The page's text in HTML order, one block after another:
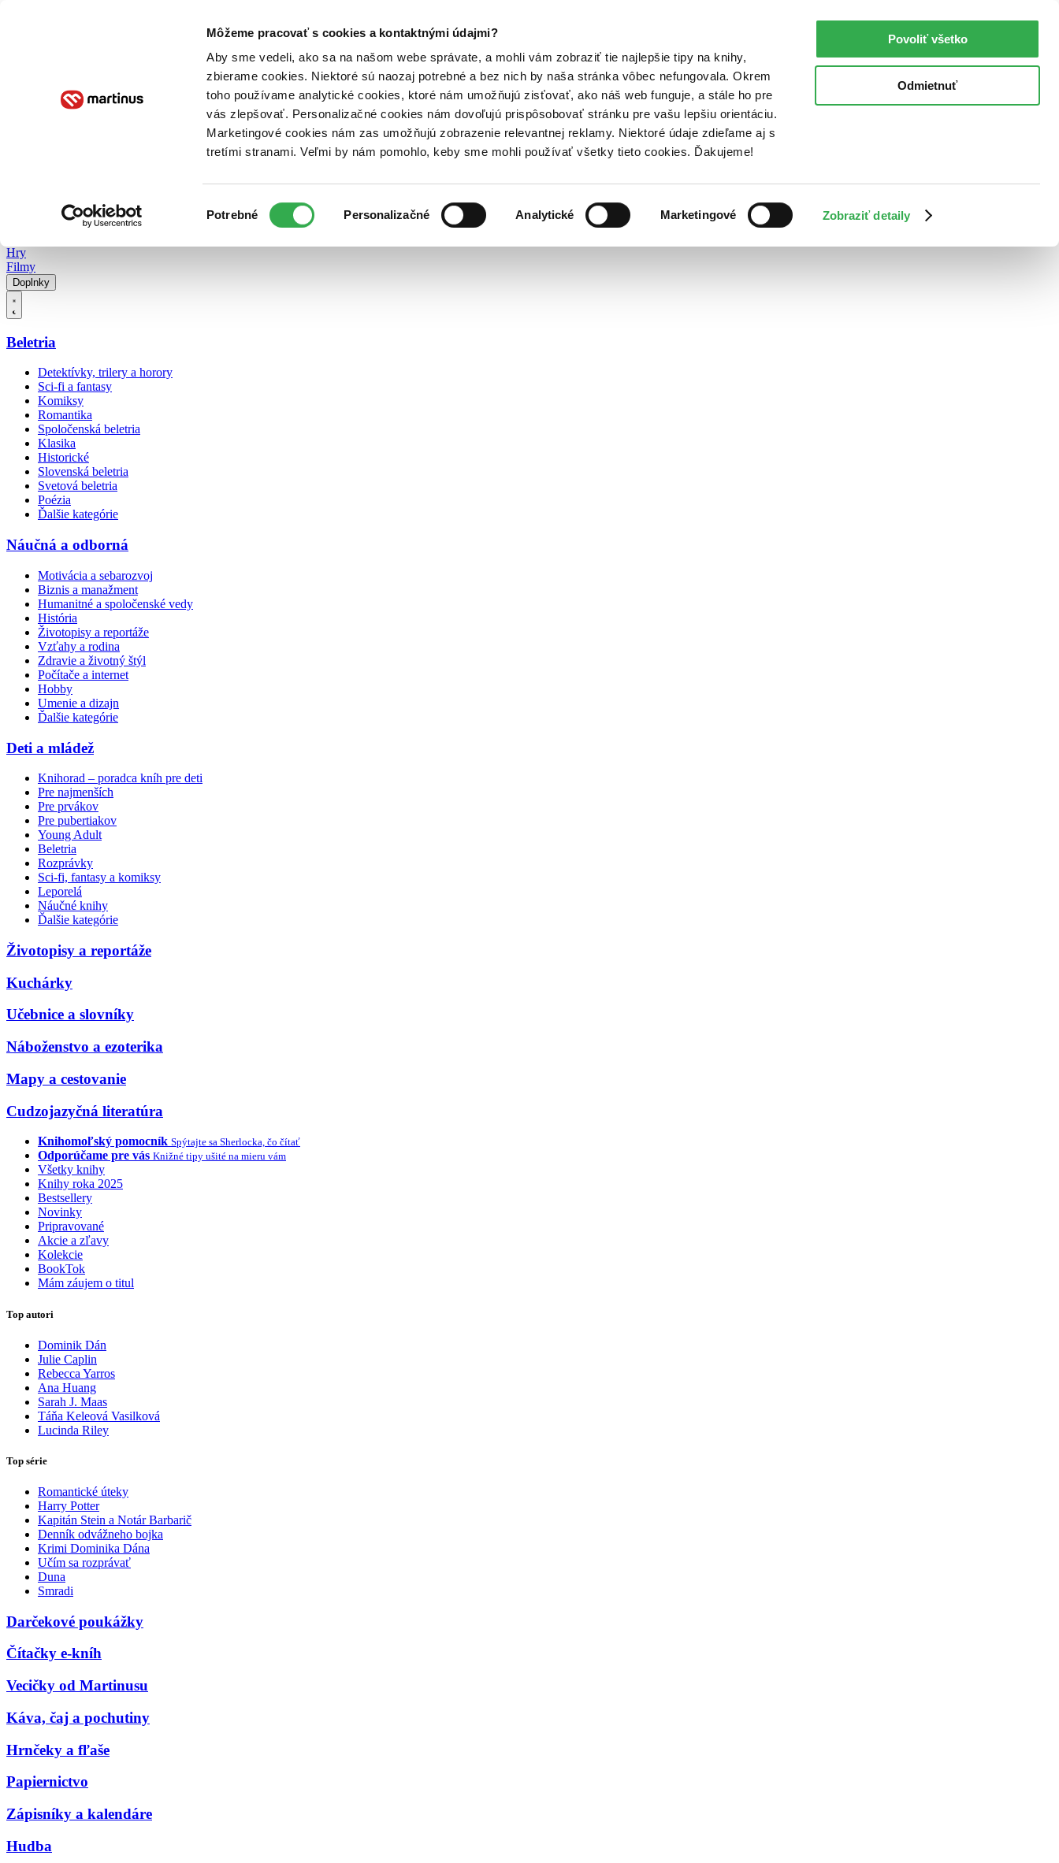
Môžeme pracovať s cookies a kontaktnými údajmi?
Aby sme vedeli, ako sa na našom webe správate, a mohli vám zobraziť tie najlepšie tipy na knihy,
zbierame cookies. Niektoré sú naozaj potrebné a bez nich by naša stránka vôbec nefungovala. Okrem
toho používame analytické cookies, ktoré nám umožňujú zisťovať, ako náš web funguje, a stále ho pre
vás zlepšovať. Personalizačné cookies nám dovoľujú prispôsobovať stránku pre vašu lepšiu orientáciu.
Marketingové cookies nám zas umožňujú zobrazenie relevantnej reklamy. Niektoré údaje zdieľame aj s
tretími stranami. Veľmi by nám pomohlo, keby sme mohli používať všetky tieto cookies. Ďakujeme!
súhlasu
Potrebné Personalizačné Analytické Marketingové Zobraziť detaily
Povoliť všetko
Odmietnuť
Poukážky Kontakt
Hry
Filmy
Doplnky
Beletria
Detektívky, trilery a horory
Sci-fi a fantasy
Komiksy
Romantika
Spoločenská beletria
Klasika
Historické
Slovenská beletria
Svetová beletria
Poézia
Ďalšie kategórie
Náučná a odborná
Motivácia a sebarozvoj
Biznis a manažment
Humanitné a spoločenské vedy
História
Životopisy a reportáže
Vzťahy a rodina
Zdravie a životný štýl
Počítače a internet
Hobby
Umenie a dizajn
Ďalšie kategórie
Deti a mládež
Knihorad – poradca kníh pre deti
Pre najmenších
Pre prvákov
Pre pubertiakov
Young Adult
Beletria
Rozprávky
Sci-fi, fantasy a komiksy
Leporelá
Náučné knihy
Ďalšie kategórie
Životopisy a reportáže
Kuchárky
Učebnice a slovníky
Náboženstvo a ezoterika
Mapy a cestovanie
Cudzojazyčná literatúra
Knihomoľský pomocník Spýtajte sa Sherlocka, čo čítať
Odporúčame pre vás Knižné tipy ušité na mieru vám
Všetky knihy
Knihy roka 2025
Bestsellery
Novinky
Pripravované
Akcie a zľavy
Kolekcie
BookTok
Mám záujem o titul
Top autori
Dominik Dán
Julie Caplin
Rebecca Yarros
Ana Huang
Sarah J. Maas
Táňa Keleová Vasilková
Lucinda Riley
Top série
Romantické úteky
Harry Potter
Kapitán Stein a Notár Barbarič
Denník odvážneho bojka
Krimi Dominika Dána
Učím sa rozprávať
Duna
Smradi
Darčekové poukážky
Čítačky e-kníh
Vecičky od Martinusu
Káva, čaj a pochutiny
Hrnčeky a fľaše
Papiernictvo
Zápisníky a kalendáre
Hudba